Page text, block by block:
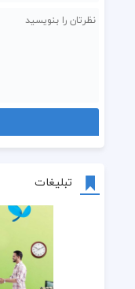
تبلیغات